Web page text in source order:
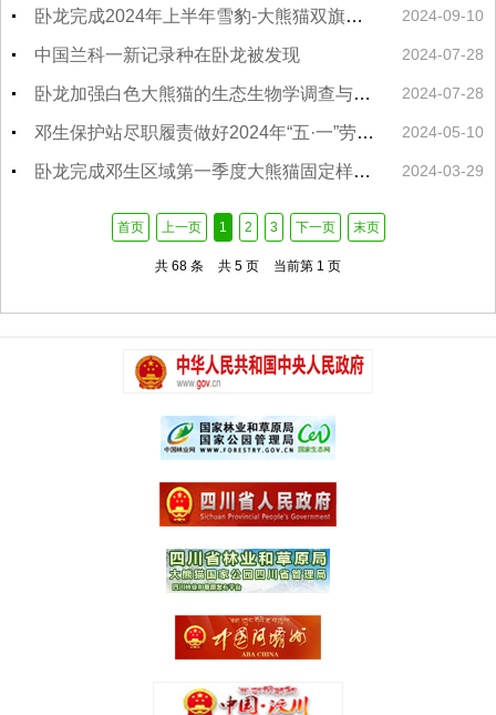
2024-09-10
卧龙完成2024年上半年雪豹-大熊猫双旗舰物种网格化监测项目红外相机数据初步统计工作
2024-07-28
中国兰科一新记录种在卧龙被发现
2024-07-28
卧龙加强白色大熊猫的生态生物学调查与监测研究
2024-05-10
邓生保护站尽职履责做好2024年“五·一”劳动节期间森林草原防灭火工作
2024-03-29
卧龙完成邓生区域第一季度大熊猫固定样线监测工作
首页 上一页 1 2 3 下一页 末页
共 68 条 共 5 页 当前第 1 页